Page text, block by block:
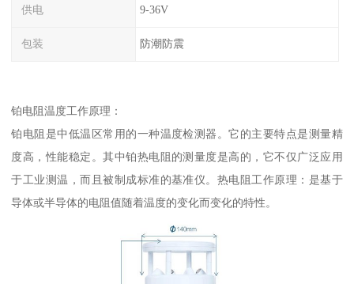
供电 9-36V
包装 防潮防震
铂电阻温度工作原理：
铂电阻是中低温区常用的一种温度检测器。它的主要特点是测量精
度高，性能稳定。其中铂热电阻的测量度是高的，它不仅广泛应用
于工业测温，而且被制成标准的基准仪。热电阻工作原理：是基于
导体或半导体的电阻值随着温度的变化而变化的特性。